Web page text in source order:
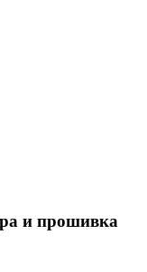
и прошивка